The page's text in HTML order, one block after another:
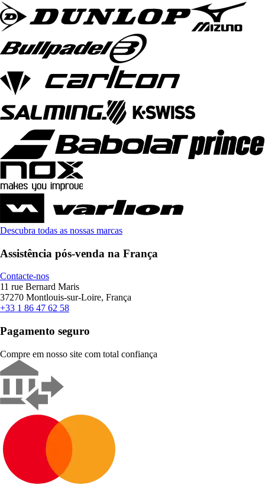
Descubra todas as nossas marcas
Assistência pós-venda na França
Contacte-nos
11 rue Bernard Maris
37270 Montlouis-sur-Loire, França
+33 1 86 47 62 58
Pagamento seguro
Compre em nosso site com total confiança